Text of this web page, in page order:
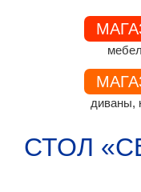
диваны,
СТОЛ